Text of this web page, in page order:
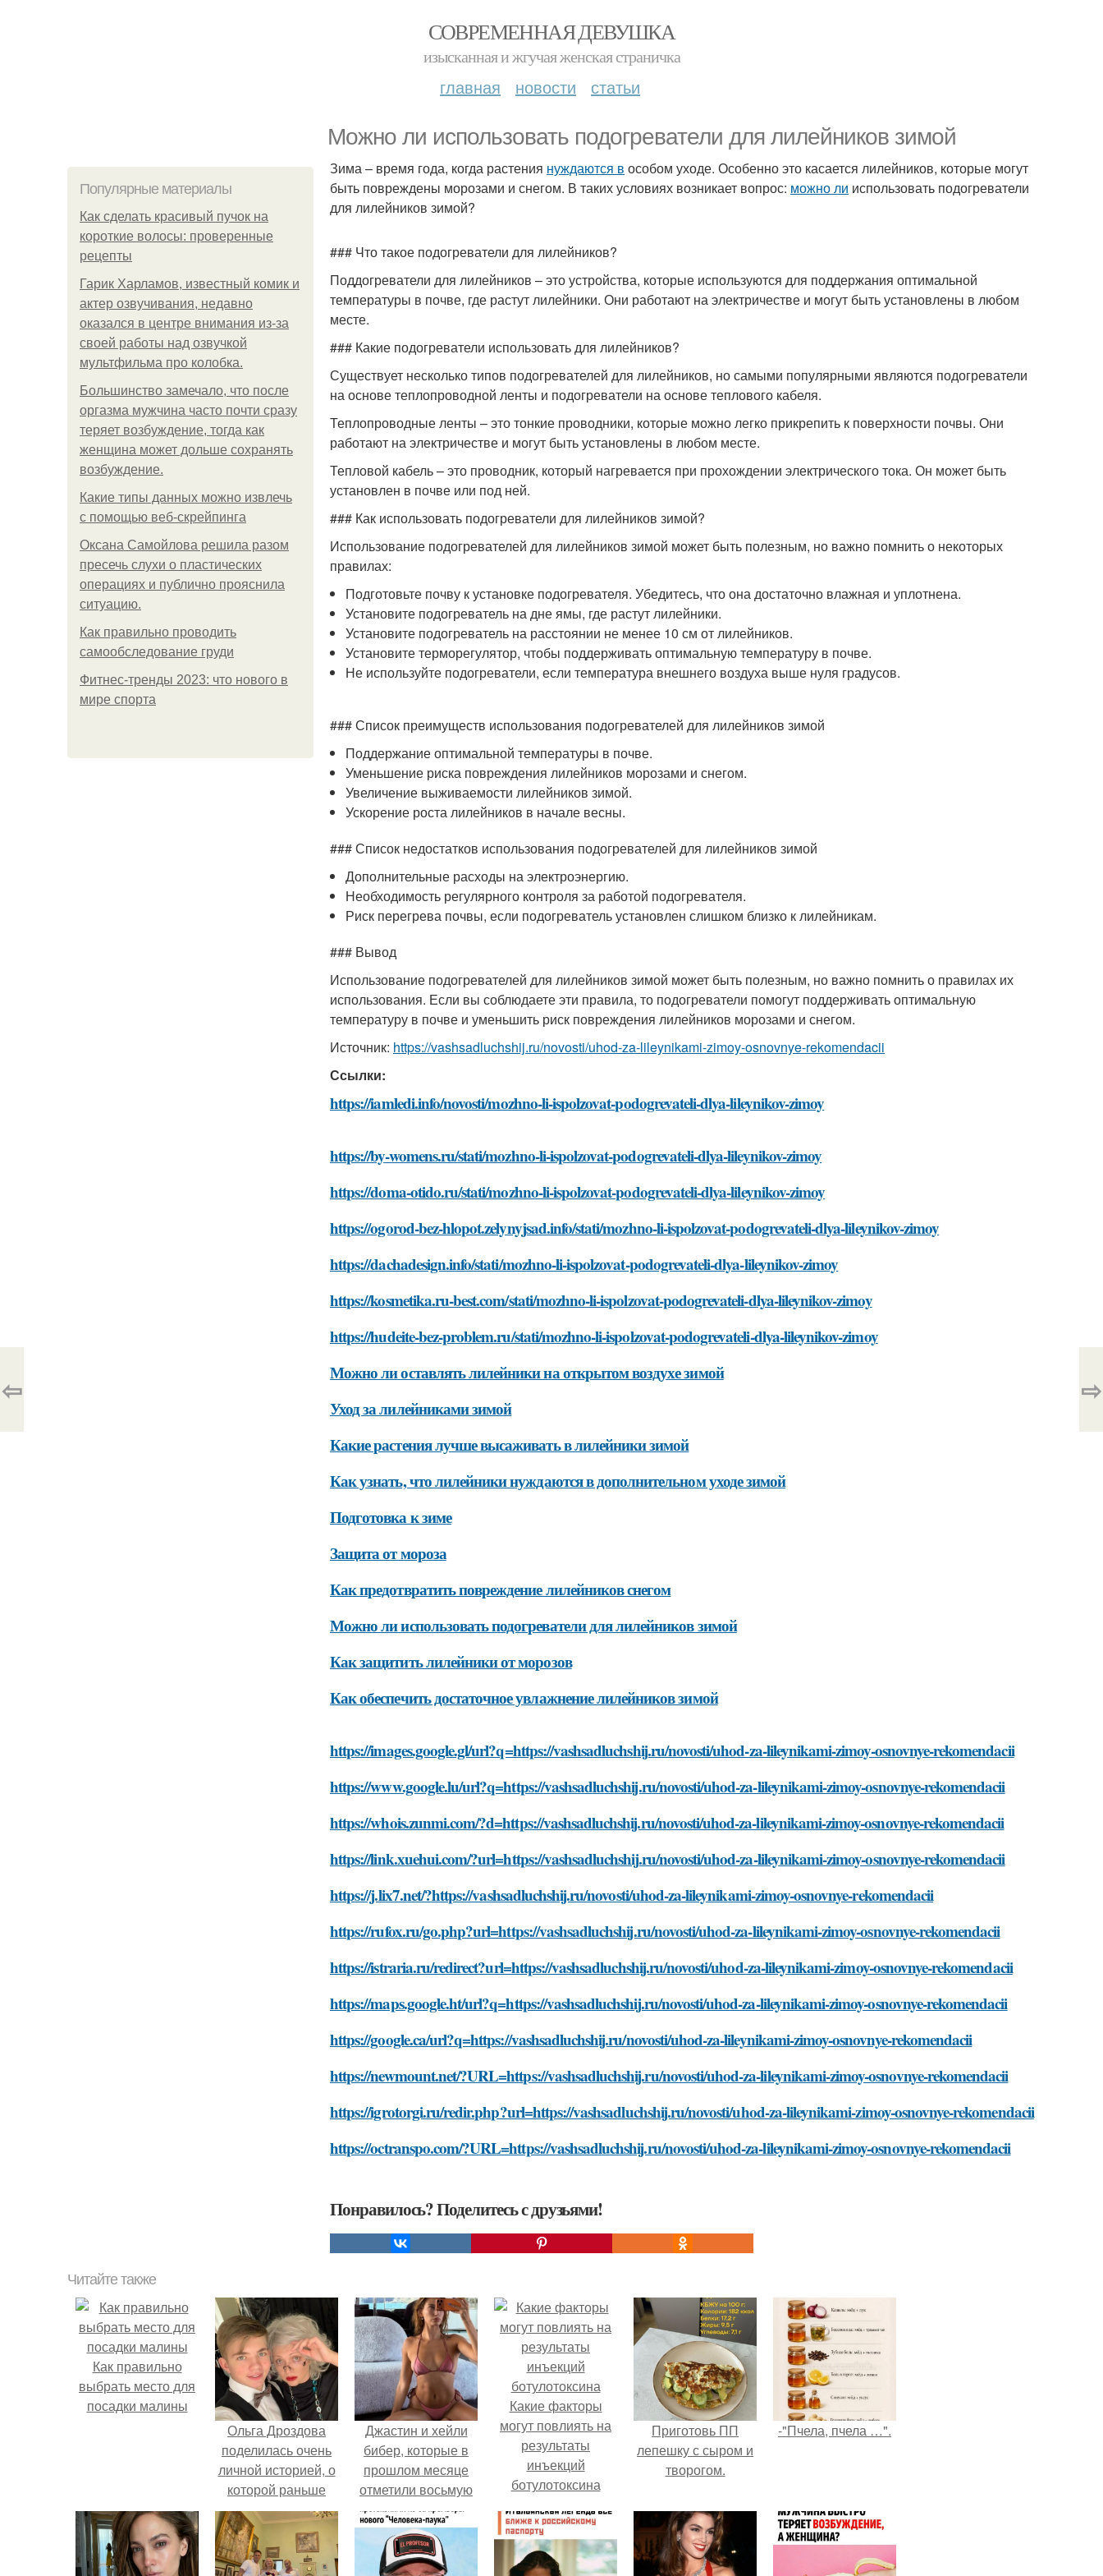
СОВРЕМЕННАЯ ДЕВУШКА
изысканная и жгучая женская страничка
главная новости статьи
Можно ли использовать подогреватели для лилейников зимой
Популярные материалы
Как сделать красивый пучок на
короткие волосы: проверенные
рецепты
Гарик Харламов, известный комик и
актер озвучивания, недавно
оказался в центре внимания из-за
своей работы над озвучкой
мультфильма про колобка.
Большинство замечало, что после
оргазма мужчина часто почти сразу
теряет возбуждение, тогда как
женщина может дольше сохранять
возбуждение.
Какие типы данных можно извлечь
с помощью веб-скрейпинга
Оксана Самойлова решила разом
пресечь слухи о пластических
операциях и публично прояснила
ситуацию.
Как правильно проводить
самообследование груди
Фитнес-тренды 2023: что нового в
мире спорта
Зима – время года, когда растения нуждаются в особом уходе. Особенно это касается лилейников, которые могут
быть повреждены морозами и снегом. В таких условиях возникает вопрос: можно ли использовать подогреватели
для лилейников зимой?
### Что такое подогреватели для лилейников?
Поддогреватели для лилейников – это устройства, которые используются для поддержания оптимальной
температуры в почве, где растут лилейники. Они работают на электричестве и могут быть установлены в любом
месте.
### Какие подогреватели использовать для лилейников?
Существует несколько типов подогревателей для лилейников, но самыми популярными являются подогреватели
на основе теплопроводной ленты и подогреватели на основе теплового кабеля.
Теплопроводные ленты – это тонкие проводники, которые можно легко прикрепить к поверхности почвы. Они
работают на электричестве и могут быть установлены в любом месте.
Тепловой кабель – это проводник, который нагревается при прохождении электрического тока. Он может быть
установлен в почве или под ней.
### Как использовать подогреватели для лилейников зимой?
Использование подогревателей для лилейников зимой может быть полезным, но важно помнить о некоторых
правилах:
Подготовьте почву к установке подогревателя. Убедитесь, что она достаточно влажная и уплотнена.
Установите подогреватель на дне ямы, где растут лилейники.
Установите подогреватель на расстоянии не менее 10 см от лилейников.
Установите терморегулятор, чтобы поддерживать оптимальную температуру в почве.
Не используйте подогреватели, если температура внешнего воздуха выше нуля градусов.
### Список преимуществ использования подогревателей для лилейников зимой
Поддержание оптимальной температуры в почве.
Уменьшение риска повреждения лилейников морозами и снегом.
Увеличение выживаемости лилейников зимой.
Ускорение роста лилейников в начале весны.
### Список недостатков использования подогревателей для лилейников зимой
Дополнительные расходы на электроэнергию.
Необходимость регулярного контроля за работой подогревателя.
Риск перегрева почвы, если подогреватель установлен слишком близко к лилейникам.
### Вывод
Использование подогревателей для лилейников зимой может быть полезным, но важно помнить о правилах их
использования. Если вы соблюдаете эти правила, то подогреватели помогут поддерживать оптимальную
температуру в почве и уменьшить риск повреждения лилейников морозами и снегом.
Источник: https://vashsadluchshij.ru/novosti/uhod-za-lileynikami-zimoy-osnovnye-rekomendacii
Ссылки:
https://iamledi.info/novosti/mozhno-li-ispolzovat-podogrevateli-dlya-lileynikov-zimoy
https://by-womens.ru/stati/mozhno-li-ispolzovat-podogrevateli-dlya-lileynikov-zimoy
https://doma-otido.ru/stati/mozhno-li-ispolzovat-podogrevateli-dlya-lileynikov-zimoy
https://ogorod-bez-hlopot.zelynyjsad.info/stati/mozhno-li-ispolzovat-podogrevateli-dlya-lileynikov-zimoy
https://dachadesign.info/stati/mozhno-li-ispolzovat-podogrevateli-dlya-lileynikov-zimoy
https://kosmetika.ru-best.com/stati/mozhno-li-ispolzovat-podogrevateli-dlya-lileynikov-zimoy
https://hudeite-bez-problem.ru/stati/mozhno-li-ispolzovat-podogrevateli-dlya-lileynikov-zimoy
Можно ли оставлять лилейники на открытом воздухе зимой
Уход за лилейниками зимой
Какие растения лучше высаживать в лилейники зимой
Как узнать, что лилейники нуждаются в дополнительном уходе зимой
Подготовка к зиме
Защита от мороза
Как предотвратить повреждение лилейников снегом
Можно ли использовать подогреватели для лилейников зимой
Как защитить лилейники от морозов
Как обеспечить достаточное увлажнение лилейников зимой
https://images.google.gl/url?q=https://vashsadluchshij.ru/novosti/uhod-za-lileynikami-zimoy-osnovnye-rekomendacii
https://www.google.lu/url?q=https://vashsadluchshij.ru/novosti/uhod-za-lileynikami-zimoy-osnovnye-rekomendacii
https://whois.zunmi.com/?d=https://vashsadluchshij.ru/novosti/uhod-za-lileynikami-zimoy-osnovnye-rekomendacii
https://link.xuehui.com/?url=https://vashsadluchshij.ru/novosti/uhod-za-lileynikami-zimoy-osnovnye-rekomendacii
https://j.lix7.net/?https://vashsadluchshij.ru/novosti/uhod-za-lileynikami-zimoy-osnovnye-rekomendacii
https://rufox.ru/go.php?url=https://vashsadluchshij.ru/novosti/uhod-za-lileynikami-zimoy-osnovnye-rekomendacii
https://istraria.ru/redirect?url=https://vashsadluchshij.ru/novosti/uhod-za-lileynikami-zimoy-osnovnye-rekomendacii
https://maps.google.ht/url?q=https://vashsadluchshij.ru/novosti/uhod-za-lileynikami-zimoy-osnovnye-rekomendacii
https://google.ca/url?q=https://vashsadluchshij.ru/novosti/uhod-za-lileynikami-zimoy-osnovnye-rekomendacii
https://newmount.net/?URL=https://vashsadluchshij.ru/novosti/uhod-za-lileynikami-zimoy-osnovnye-rekomendacii
https://igrotorgi.ru/redir.php?url=https://vashsadluchshij.ru/novosti/uhod-za-lileynikami-zimoy-osnovnye-rekomendacii
https://octranspo.com/?URL=https://vashsadluchshij.ru/novosti/uhod-za-lileynikami-zimoy-osnovnye-rekomendacii
Понравилось? Поделитесь с друзьями!
⇦ ⇨
Читайте также
Как правильно
выбрать место для
посадки малины
Ольга Дроздова
поделилась очень
личной историей, о
которой раньше
почти не говорила.
Джастин и хейли
бибер, которые в
прошлом месяце
отметили восьмую
годовщину
помолвки, показали
новые фото с
совместного
Какие факторы
могут повлиять на
результаты
инъекций
ботулотоксина
Приготовь ПП
лепешку с сыром и
творогом.
-"Пчела, пчела …".